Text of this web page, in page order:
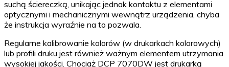
suchą ściereczką, unikając jednak kontaktu z elementami
optycznymi i mechanicznymi wewnątrz urządzenia, chyba
że instrukcja wyraźnie na to pozwala.
Regularne kalibrowanie kolorów (w drukarkach kolorowych)
lub profili druku jest również ważnym elementem utrzymania
wysokiej jakości. Chociaż DCP 7070DW jest drukarką